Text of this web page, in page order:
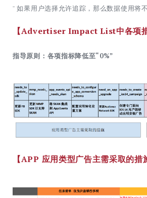
ˉ 如果用户选择允许追踪，那么数据使用将
【Advertiser Impact List中各项措
指导原则：各项指标降低至“0%”
【APP 应用类型广告主需采取的措